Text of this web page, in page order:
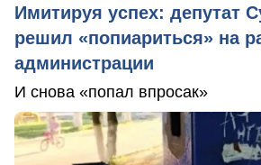
Имитируя успех: депутат
решил «попиариться» на
администрации
И снова «попал впросак»